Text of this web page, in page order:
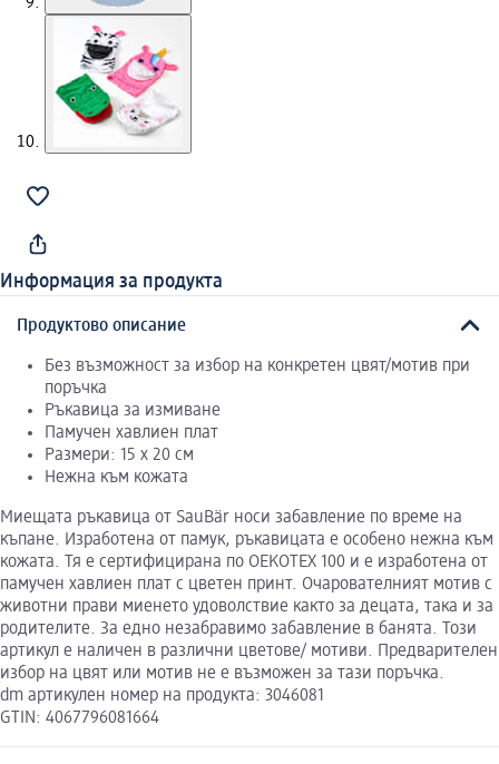
Информация за продукта
Продуктово описание
Без възможност за избор на конкретен цвят/мотив при
поръчка
Ръкавица за измиване
Памучен хавлиен плат
Размери: 15 x 20 см
Нежна към кожата
Миещата ръкавица от SauBär носи забавление по време на
къпане. Изработена от памук, ръкавицата е особено нежна към
кожата. Тя е сертифицирана по OEKOTEX 100 и е изработена от
памучен хавлиен плат с цветен принт. Очарователният мотив с
животни прави миенето удоволствие както за децата, така и за
родителите. За едно незабравимо забавление в банята. Този
артикул е наличен в различни цветове/ мотиви. Предварителен
избор на цвят или мотив не е възможен за тази поръчка.
dm артикулен номер на продукта: 3046081
GTIN: 4067796081664